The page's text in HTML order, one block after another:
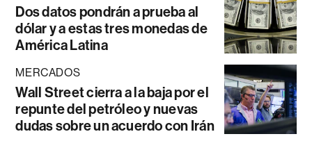
Dos datos pondrán a prueba al
dólar y a estas tres monedas de
América Latina
MERCADOS
Wall Street cierra a la baja por el
repunte del petróleo y nuevas
dudas sobre un acuerdo con Irán